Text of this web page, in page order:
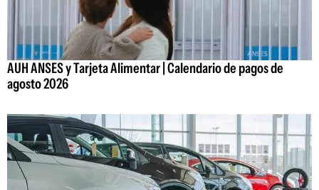
AUH ANSES y Tarjeta Alimentar | Calendario de pagos de
agosto 2026